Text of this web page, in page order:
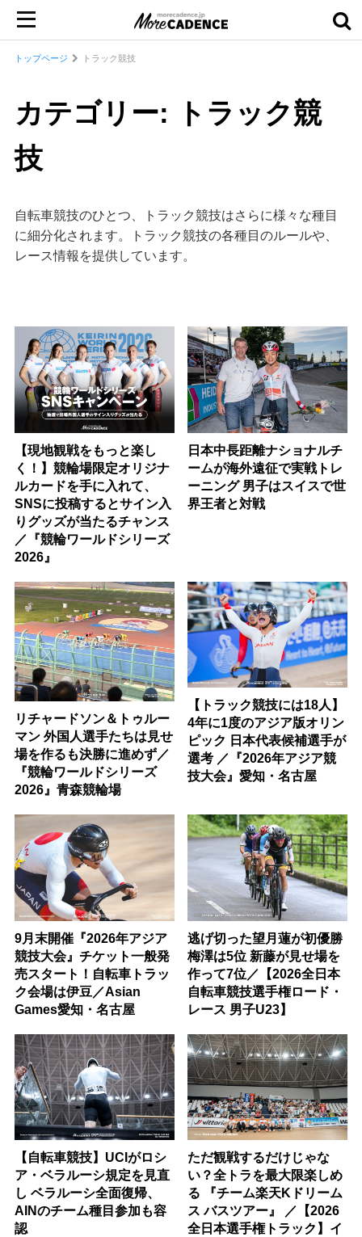
トップページ トラック競技
カテゴリー: トラック競
技
自転車競技のひとつ、トラック競技はさらに様々な種目
に細分化されます。トラック競技の各種目のルールや、
レース情報を提供しています。
【現地観戦をもっと楽し
く！】競輪場限定オリジナ
ルカードを手に入れて、
SNSに投稿するとサイン入
りグッズが当たるチャンス
／『競輪ワールドシリーズ
2026』
日本中長距離ナショナルチ
ームが海外遠征で実戦トレ
ーニング 男子はスイスで世
界王者と対戦
リチャードソン＆トゥルー
マン 外国人選手たちは見せ
場を作るも決勝に進めず／
『競輪ワールドシリーズ
2026』青森競輪場
【トラック競技には18人】
4年に1度のアジア版オリン
ピック 日本代表候補選手が
選考 ／『2026年アジア競
技大会』愛知・名古屋
9月末開催『2026年アジア
競技大会』チケット一般発
売スタート！自転車トラッ
ク会場は伊豆／Asian
Games愛知・名古屋
逃げ切った望月蓮が初優勝
梅澤は5位 新藤が見せ場を
作って7位／【2026全日本
自転車競技選手権ロード・
レース 男子U23】
【自転車競技】UCIがロシ
ア・ベラルーシ規定を見直
し ベラルーシ全面復帰、
AINのチーム種目参加も容
認
ただ観戦するだけじゃな
い？全トラを最大限楽しめ
る 『チーム楽天Kドリーム
ス バスツアー』 ／【2026
全日本選手権トラック】イ